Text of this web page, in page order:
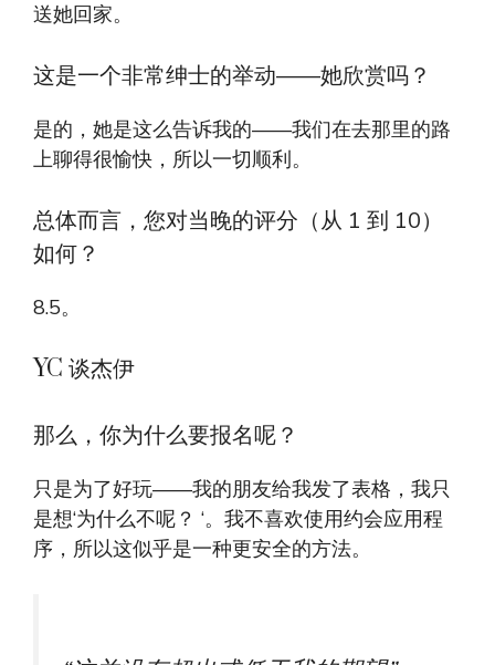
送她回家。
这是一个非常绅士的举动——她欣赏吗？
是的，她是这么告诉我的——我们在去那里的路
上聊得很愉快，所以一切顺利。
总体而言，您对当晚的评分（从 1 到 10）
如何？
8.5。
YC 谈杰伊
那么，你为什么要报名呢？
只是为了好玩——我的朋友给我发了表格，我只
是想‘为什么不呢？ ‘。我不喜欢使用约会应用程
序，所以这似乎是一种更安全的方法。